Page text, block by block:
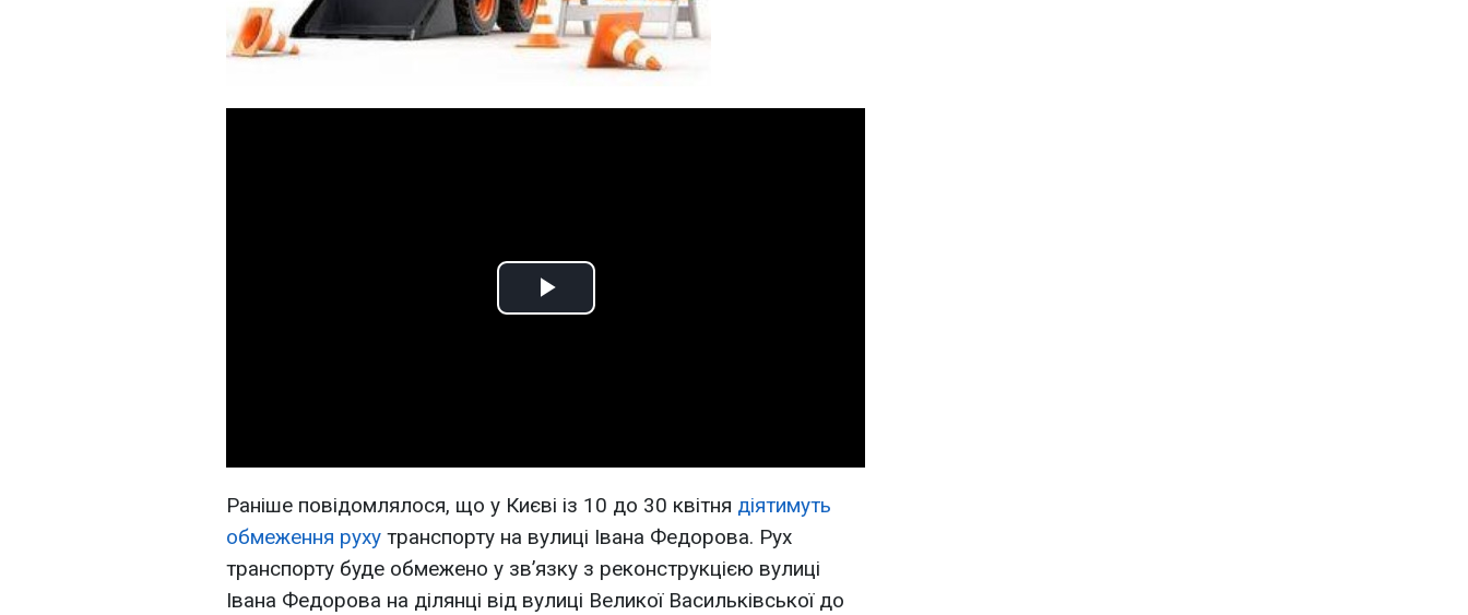
Play
Раніше повідомлялося, що у Києві із 10 до 30 квітня діятимуть
обмеження руху транспорту на вулиці Івана Федорова. Рух
транспорту буде обмежено у зв’язку з реконструкцією вулиці
Івана Федорова на ділянці від вулиці Великої Васильківської до